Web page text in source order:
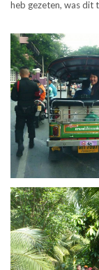
heb gezeten, was dit